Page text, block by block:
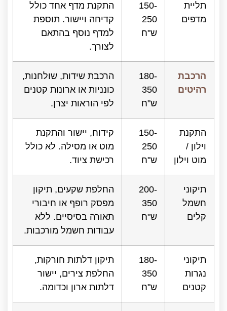
תליית
מדפים
150-
250
ש"ח
התקנת מדף אחד כולל
קדיחה ויישור. תוספת
למדף נוסף בהתאם
לצורך.
הרכבת
רהיטים
180-
350
ש"ח
הרכבת שידות, שולחנות,
כונניות או ארונות קטנים
לפי הוראות יצרן.
התקנת
וילון /
מוט וילון
150-
250
ש"ח
קידוח, יישור והתקנת
מוט או מסילה. לא כולל
רכישת ציוד.
תיקוני
חשמל
קלים
200-
350
ש"ח
החלפת שקעים, תיקון
מפסק רופף או חיבורי
תאורה בסיסיים. ללא
עבודות חשמל מורכבות.
תיקוני
נגרות
קטנים
180-
350
ש"ח
תיקון דלתות חורקות,
החלפת צירים, יישור
דלתות ארון וכדומה.